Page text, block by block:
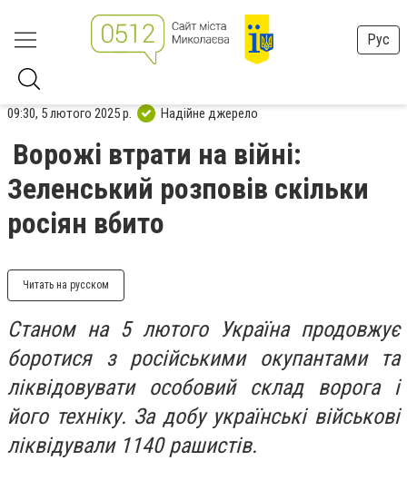
Рус
09:30, 5 лютого 2025 р. Надійне джерело
Ворожі втрати на війні:
Зеленський розповів скільки
росіян вбито
Читать на русском
Станом на 5 лютого Україна продовжує
боротися з російськими окупантами та
ліквідовувати особовий склад ворога і
його техніку. За добу українські військові
ліквідували 1140 рашистів.